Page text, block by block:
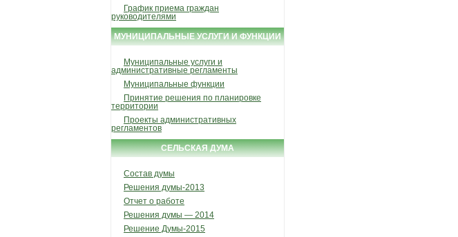
График приема граждан
руководителями
МУНИЦИПАЛЬНЫЕ УСЛУГИ И ФУНКЦИИ
Муниципальные услуги и
административные регламенты
Муниципальные функции
Принятие решения по планировке
территории
Проекты административных
регламентов
СЕЛЬСКАЯ ДУМА
Состав думы
Решения думы-2013
Отчет о работе
Решения думы — 2014
Решение Думы-2015